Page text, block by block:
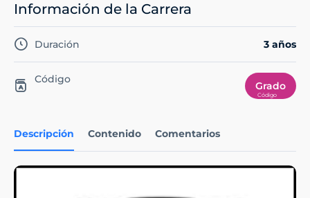
Descripción Contenido Comentarios
Información de la Carrera
Duración 3 años
Código
Grado